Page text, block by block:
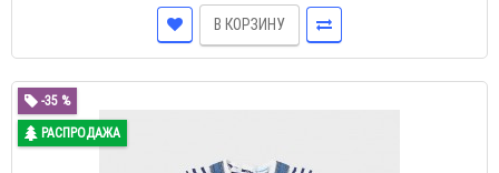
В КОРЗИНУ
-35 %
РАСПРОДАЖА